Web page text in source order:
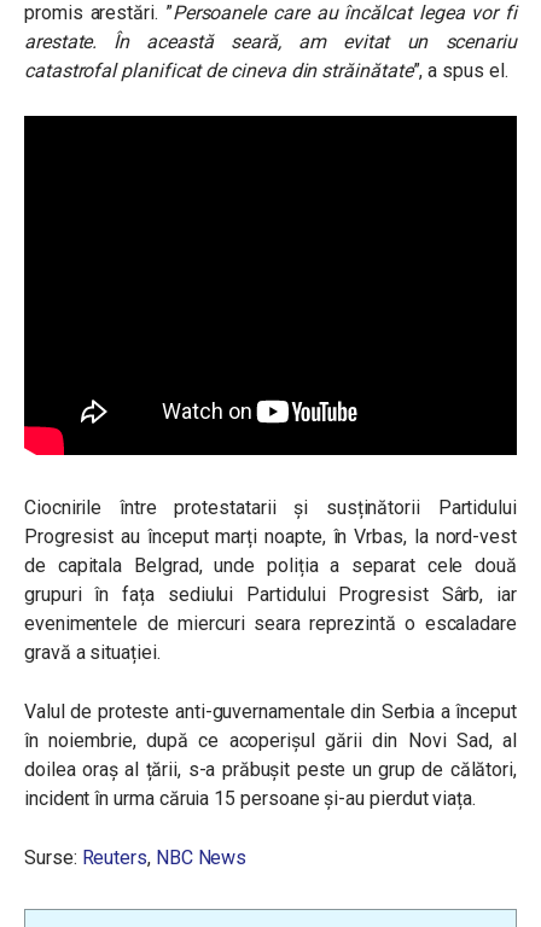
promis arestări. ”Persoanele care au încălcat legea vor fi
arestate. În această seară, am evitat un scenariu
catastrofal planificat de cineva din străinătate”, a spus el.
Ciocnirile între protestatarii și susținătorii Partidului
Progresist au început marți noapte, în Vrbas, la nord-vest
de capitala Belgrad, unde poliția a separat cele două
grupuri în fața sediului Partidului Progresist Sârb, iar
evenimentele de miercuri seara reprezintă o escaladare
gravă a situației.
Valul de proteste anti-guvernamentale din Serbia a început
în noiembrie, după ce acoperișul gării din Novi Sad, al
doilea oraș al țării, s-a prăbușit peste un grup de călători,
incident în urma căruia 15 persoane și-au pierdut viața.
Surse: Reuters, NBC News